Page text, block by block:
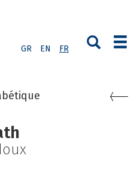
GR EN FR